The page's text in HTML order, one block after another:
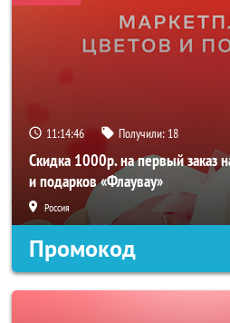
11:14:46 Получили: 18
Скидка 1000р. на первый заказ
и подарков «Флаувау»
Россия
Промокод